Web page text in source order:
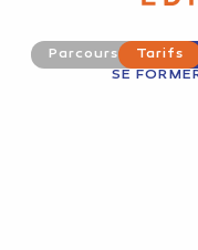
Parcours Tarifs
SE